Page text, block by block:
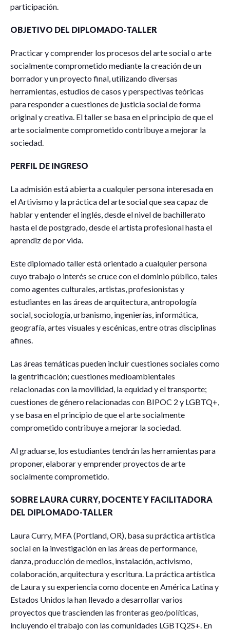
participación.
OBJETIVO DEL DIPLOMADO-TALLER
Practicar y comprender los procesos del arte social o arte
socialmente comprometido mediante la creación de un
borrador y un proyecto final, utilizando diversas
herramientas, estudios de casos y perspectivas teóricas
para responder a cuestiones de justicia social de forma
original y creativa. El taller se basa en el principio de que el
arte socialmente comprometido contribuye a mejorar la
sociedad.
PERFIL DE INGRESO
La admisión está abierta a cualquier persona interesada en
el Artivismo y la práctica del arte social que sea capaz de
hablar y entender el inglés, desde el nivel de bachillerato
hasta el de postgrado, desde el artista profesional hasta el
aprendiz de por vida.
Este diplomado taller está orientado a cualquier persona
cuyo trabajo o interés se cruce con el dominio público, tales
como agentes culturales, artistas, profesionistas y
estudiantes en las áreas de arquitectura, antropología
social, sociología, urbanismo, ingenierías, informática,
geografía, artes visuales y escénicas, entre otras disciplinas
afines.
Las áreas temáticas pueden incluir cuestiones sociales como
la gentrificación; cuestiones medioambientales
relacionadas con la movilidad, la equidad y el transporte;
cuestiones de género relacionadas con BIPOC 2 y LGBTQ+,
y se basa en el principio de que el arte socialmente
comprometido contribuye a mejorar la sociedad.
Al graduarse, los estudiantes tendrán las herramientas para
proponer, elaborar y emprender proyectos de arte
socialmente comprometido.
SOBRE LAURA CURRY, DOCENTE Y FACILITADORA
DEL DIPLOMADO-TALLER
Laura Curry, MFA (Portland, OR), basa su práctica artística
social en la investigación en las áreas de performance,
danza, producción de medios, instalación, activismo,
colaboración, arquitectura y escritura. La práctica artística
de Laura y su experiencia como docente en América Latina y
Estados Unidos la han llevado a desarrollar varios
proyectos que trascienden las fronteras geo/políticas,
incluyendo el trabajo con las comunidades LGBTQ2S+. En